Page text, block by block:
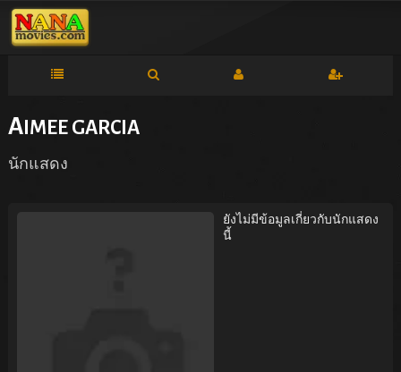
AIMEE GARCIA
นักแสดง
ยังไม่มีข้อมูลเกี่ยวกับนักแสดง
นี้